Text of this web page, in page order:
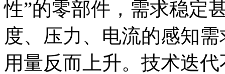
性”的零部件，需求稳定
度、压力、电流的感知
用量反而上升。技术迭